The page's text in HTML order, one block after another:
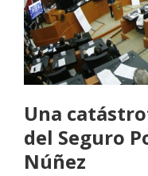
Una
del Seguro
Núñez